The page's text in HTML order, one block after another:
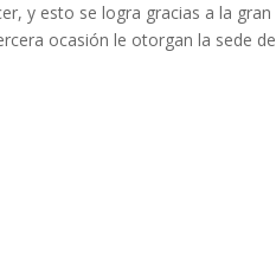
y esto se logra gracias a la gran
ocasión le otorgan la sede de